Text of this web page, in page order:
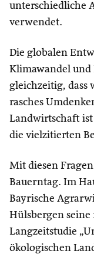
unterschiedliche
verwendet.
Die globalen
Klimawandel und
gleichzeitig, dass
rasches
Landwirtschaft
die vielzitierten
Mit diesen
Bauerntag. Im
Bayrische
Hülsbergen seine
Langzeitstudie
ökologischen